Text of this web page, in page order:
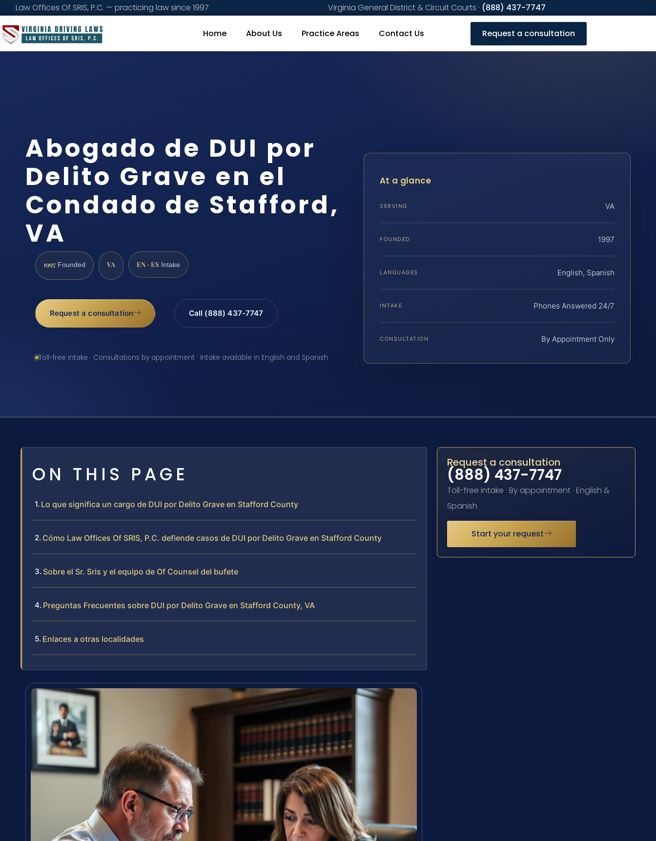
Law Offices Of SRIS, P.C. — practicing law since 1997 Virginia General District & Circuit Courts · (888) 437-7747
Home About Us Practice Areas Contact Us Request a consultation
Abogado de DUI por
Delito Grave en el
Condado de Stafford,
VA
1997 Founded VA EN · ES Intake
Request a consultation Call (888) 437-7747
Toll-free intake · Consultations by appointment · Intake available in English and Spanish
At a glance
SERVING VA
FOUNDED 1997
LANGUAGES English, Spanish
INTAKE Phones Answered 24/7
CONSULTATION By Appointment Only
ON THIS PAGE
Lo que significa un cargo de DUI por Delito Grave en Stafford County
Cómo Law Offices Of SRIS, P.C. defiende casos de DUI por Delito Grave en Stafford County
Sobre el Sr. Sris y el equipo de Of Counsel del bufete
Preguntas Frecuentes sobre DUI por Delito Grave en Stafford County, VA
Enlaces a otras localidades
Request a consultation
(888) 437-7747
Toll-free intake · By appointment · English &
Spanish
Start your request